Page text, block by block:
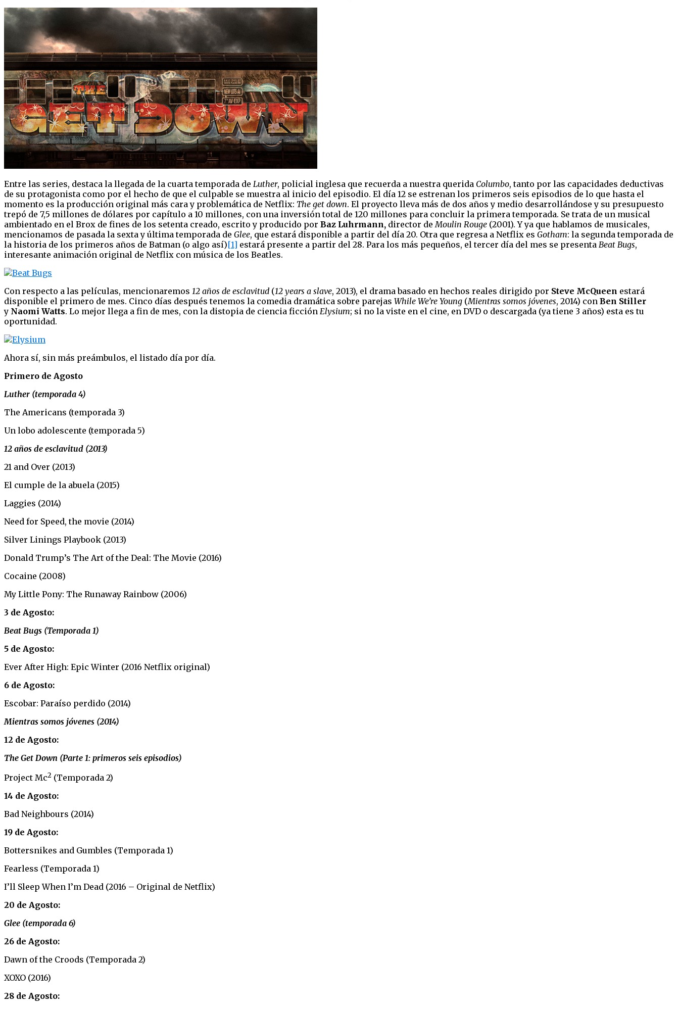
Entre las series, destaca la llegada de la cuarta temporada de Luther, policial inglesa que recuerda a nuestra querida Columbo, tanto por las capacidades deductivas
de su protagonista como por el hecho de que el culpable se muestra al inicio del episodio. El día 12 se estrenan los primeros seis episodios de lo que hasta el
momento es la producción original más cara y problemática de Netflix: The get down. El proyecto lleva más de dos años y medio desarrollándose y su presupuesto
trepó de 7,5 millones de dólares por capítulo a 10 millones, con una inversión total de 120 millones para concluir la primera temporada. Se trata de un musical
ambientado en el Brox de fines de los setenta creado, escrito y producido por Baz Luhrmann, director de Moulin Rouge (2001). Y ya que hablamos de musicales,
mencionamos de pasada la sexta y última temporada de Glee, que estará disponible a partir del día 20. Otra que regresa a Netflix es Gotham: la segunda temporada de
la historia de los primeros años de Batman (o algo así)[1] estará presente a partir del 28. Para los más pequeños, el tercer día del mes se presenta Beat Bugs,
interesante animación original de Netflix con música de los Beatles.
Con respecto a las películas, mencionaremos 12 años de esclavitud (12 years a slave, 2013), el drama basado en hechos reales dirigido por Steve McQueen estará
disponible el primero de mes. Cinco días después tenemos la comedia dramática sobre parejas While We’re Young (Mientras somos jóvenes, 2014) con Ben Stiller
y Naomi Watts. Lo mejor llega a fin de mes, con la distopia de ciencia ficción Elysium; si no la viste en el cine, en DVD o descargada (ya tiene 3 años) esta es tu
oportunidad.
Ahora sí, sin más preámbulos, el listado día por día.
Primero de Agosto
Luther (temporada 4)
The Americans (temporada 3)
Un lobo adolescente (temporada 5)
12 años de esclavitud (2013)
21 and Over (2013)
El cumple de la abuela (2015)
Laggies (2014)
Need for Speed, the movie (2014)
Silver Linings Playbook (2013)
Donald Trump’s The Art of the Deal: The Movie (2016)
Cocaine (2008)
My Little Pony: The Runaway Rainbow (2006)
3 de Agosto:
Beat Bugs (Temporada 1)
5 de Agosto:
Ever After High: Epic Winter ­(2016 Netflix original)
6 de Agosto:
Escobar: Paraíso perdido (2014)
Mientras somos jóvenes (2014)
12 de Agosto:
The Get Down (Parte 1: primeros seis episodios)
Project Mc2 (Temporada 2)
14 de Agosto:
Bad Neighbours (2014)
19 de Agosto:
Bottersnikes and Gumbles (Temporada 1)
Fearless (Temporada 1)
I’ll Sleep When I’m Dead (2016 – Original de Netflix)
20 de Agosto:
Glee (temporada 6)
26 de Agosto:
Dawn of the Croods (Temporada 2)
XOXO (2016)
28 de Agosto: